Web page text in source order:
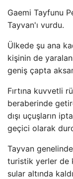
Gaemi Tayfunu
Tayvan'ı vurdu.
Ülkede şu ana
kişinin de
geniş çapta
Fırtına kuvvetli
beraberinde
dışı uçuşların
geçici olarak
Tayvan
turistik yerler de
sular altında